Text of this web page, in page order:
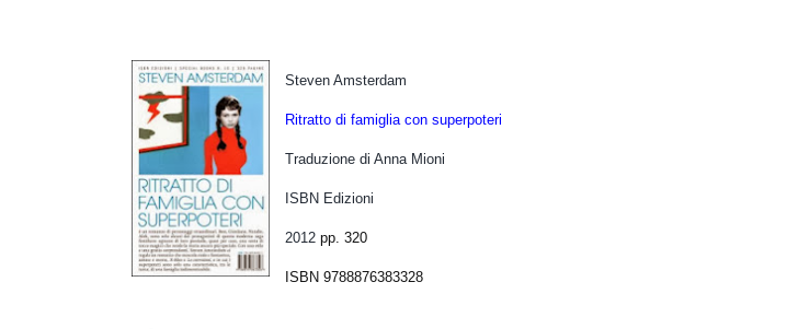
Steven Amsterdam
Ritratto di famiglia con superpoteri
Traduzione di Anna Mioni
ISBN Edizioni
2012pp. 320
ISBN 9788876383328